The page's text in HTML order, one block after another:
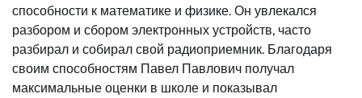
способности к математике и физике. Он увлекался
разбором и сбором электронных устройств, часто
разбирал и собирал свой радиоприемник. Благодаря
своим способностям Павел Павлович получал
максимальные оценки в школе и показывал